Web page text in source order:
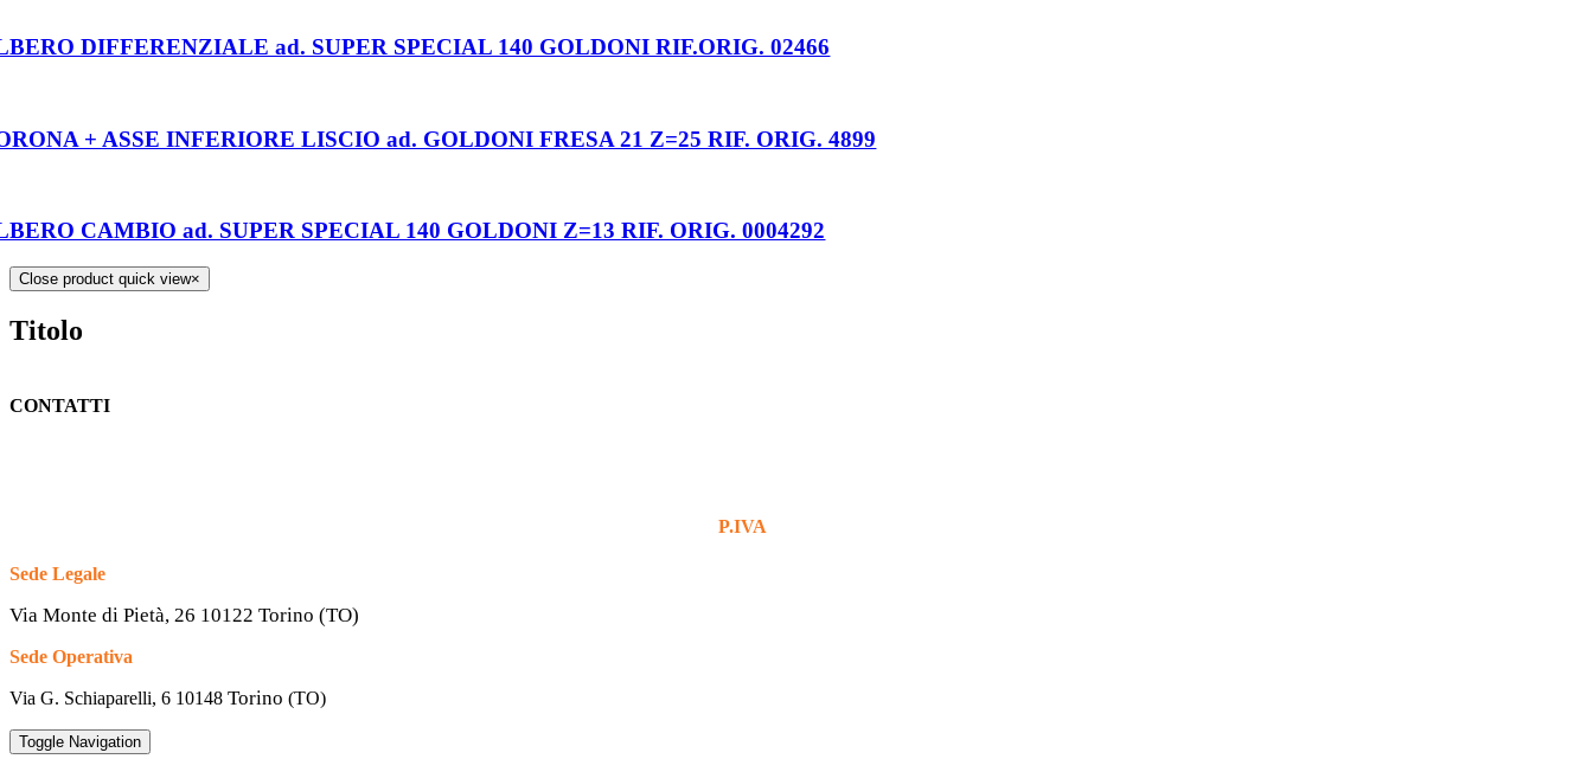
DIFFERENZIALE ad. SUPER SPECIAL 140 GOLDONI RIF.ORIG. 02466
+ ASSE INFERIORE LISCIO ad. GOLDONI FRESA 21 Z=25 RIF. ORIG. 4899
CAMBIO ad. SUPER SPECIAL 140 GOLDONI Z=13 RIF. ORIG. 0004292
Close product quick view×
Titolo
CONTATTI
P.IVA
Sede Legale
Via Monte di Pietà, 26 10122 Torino (TO)
Sede Operativa
Via G. Schiaparelli, 6 10148 Torino (TO)
Toggle Navigation